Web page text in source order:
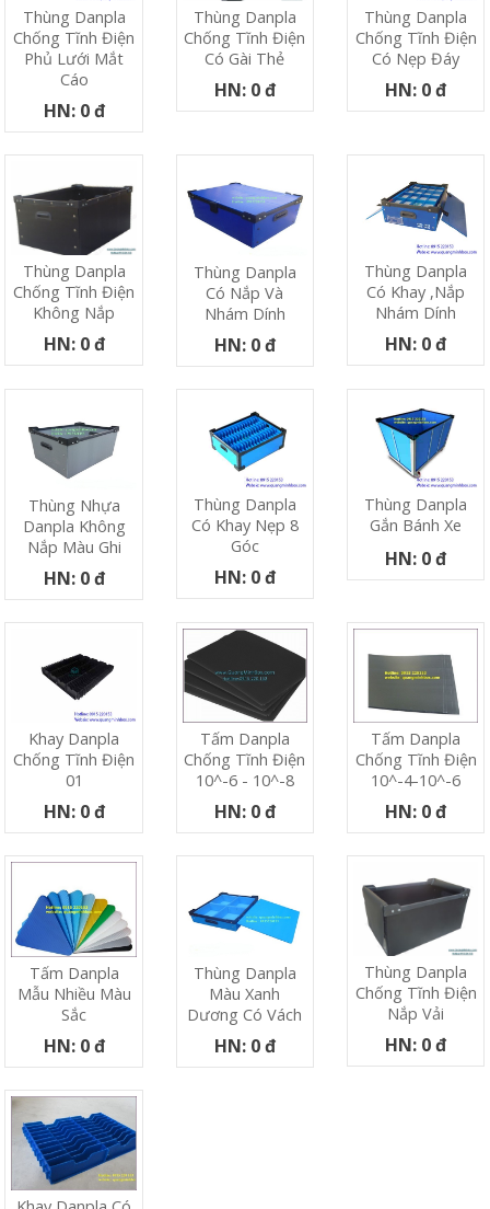
Thùng Danpla
Chống Tĩnh Điện
Phủ Lưới Mắt
Cáo
HN: 0 đ
Thùng Danpla
Chống Tĩnh Điện
Có Gài Thẻ
HN: 0 đ
Thùng Danpla
Chống Tĩnh Điện
Có Nẹp Đáy
HN: 0 đ
Thùng Danpla
Chống Tĩnh Điện
Không Nắp
HN: 0 đ
Thùng Danpla
Có Nắp Và
Nhám Dính
HN: 0 đ
Thùng Danpla
Có Khay ,nắp
Nhám Dính
HN: 0 đ
Thùng Nhựa
Danpla Không
Nắp Màu Ghi
HN: 0 đ
Thùng Danpla
Có Khay Nẹp 8
Góc
HN: 0 đ
Thùng Danpla
Gắn Bánh Xe
HN: 0 đ
Khay Danpla
Chống Tĩnh Điện
01
HN: 0 đ
Tấm Danpla
Chống Tĩnh Điện
10^-6 - 10^-8
HN: 0 đ
Tấm Danpla
Chống Tĩnh Điện
10^-4-10^-6
HN: 0 đ
Tấm Danpla
Mẫu Nhiều Màu
Sắc
HN: 0 đ
Thùng Danpla
Màu Xanh
Dương Có Vách
HN: 0 đ
Thùng Danpla
Chống Tĩnh Điện
Nắp Vải
HN: 0 đ